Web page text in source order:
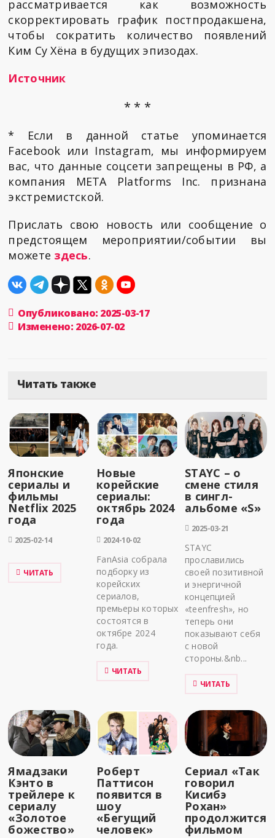
рассматривается как возможность
скорректировать график постпродакшена,
чтобы сократить количество появлений
Ким Су Хёна в будущих эпизодах.
Источник
* * *
* Если в данной статье упоминается
Facebook или Instagram, мы информируем
вас, что данные соцсети запрещены в РФ, а
компания META Platforms Inc. признана
экстремистской.
Прислать свою новость или сообщение о
предстоящем мероприятии/событии вы
можете здесь.
Опубликовано: 2025-03-17
Изменено: 2026-07-02
Читать также
Японские
сериалы и
фильмы
Netflix 2025
года
2025-02-14
ЧИТАТЬ
Новые
корейские
сериалы:
октябрь 2024
года
2024-10-02
FanAsia собрала
подборку из
корейских
сериалов,
премьеры которых
состоятся в
октябре 2024
года.
ЧИТАТЬ
STAYC – о
смене стиля
в сингл-
альбоме «S»
2025-03-21
STAYC
прославились
своей позитивной
и энергичной
концепцией
«teenfresh», но
теперь они
показывают себя
с новой
стороны.&nb...
ЧИТАТЬ
Ямадзаки
Кэнто в
трейлере к
сериалу
«Золотое
божество»
Роберт
Паттисон
появится в
шоу
«Бегущий
человек»
Сериал «Так
говорил
Кисибэ
Рохан»
продолжится
фильмом